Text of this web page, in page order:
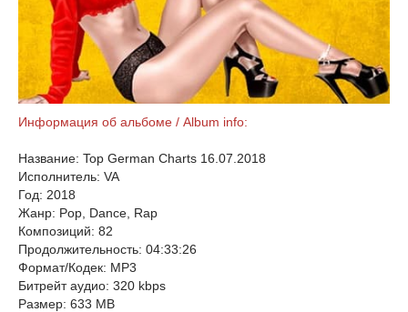
Информация об альбоме / Album info:
Название: Top German Charts 16.07.2018
Исполнитель: VA
Год: 2018
Жанр: Pop, Dance, Rap
Композиций: 82
Продолжительность: 04:33:26
Формат/Кодек: MP3
Битрейт аудио: 320 kbps
Размер: 633 MB